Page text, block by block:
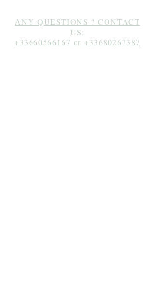
ANY QUESTIONS ? CONTACT
US:
+33660566167 or +33680267387